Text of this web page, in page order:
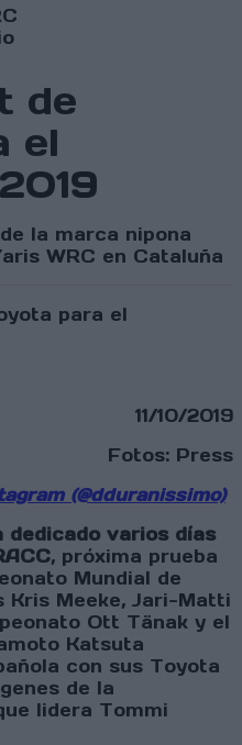
de
el
la marca nipona
WRC en Cataluña
11/10/2019
Fotos: Press
(@dduranissimo)
dedicado varios días
, próxima prueba
Mundial de
Kris Meeke, Jari-Matti
Ott Tänak y el
Katsuta
con sus Toyota
de la
lidera Tommi